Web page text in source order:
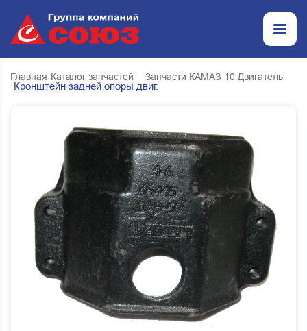
Главная Каталог запчастей _ Запчасти КАМАЗ 10 Двигатель
Кронштейн задней опоры двиг.